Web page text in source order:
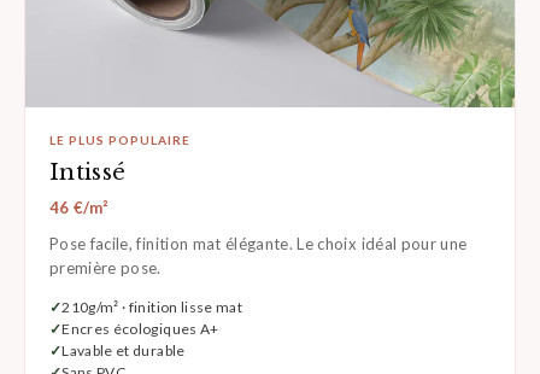
LE PLUS POPULAIRE
Intissé
46 €/m²
Pose facile, finition mat élégante. Le choix idéal pour une
première pose.
210g/m² · finition lisse mat
Encres écologiques A+
Lavable et durable